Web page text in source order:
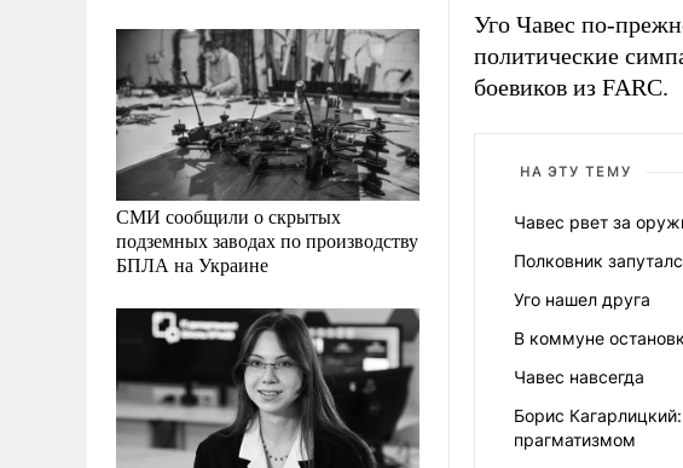
СМИ сообщили о скрытых
подземных заводах по производству
БПЛА на Украине
Уго Чавес по-
политические
боевиков из FARC.
НА ЭТУ ТЕМУ
Чавес рвет за
Полковник
Уго нашел друга
В коммуне
Чавес навсегда
Борис
прагматизмом